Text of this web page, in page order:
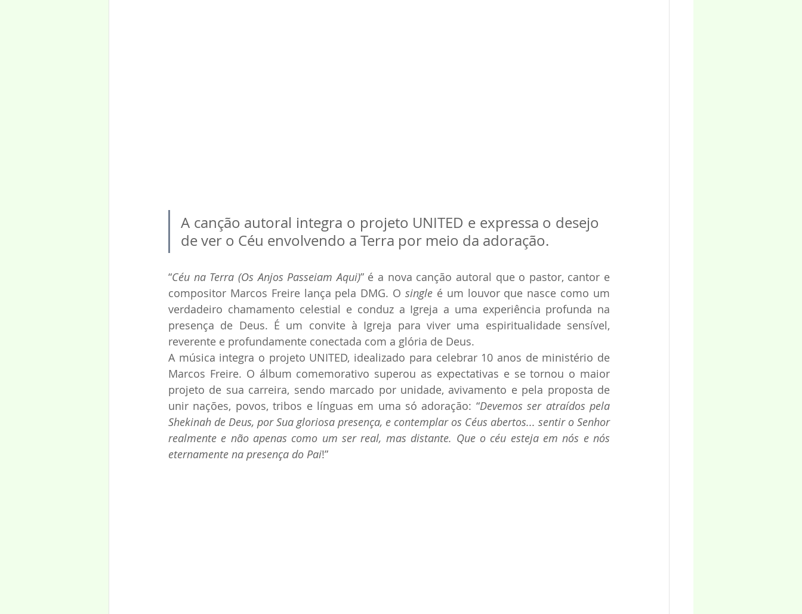
A canção autoral integra o projeto UNITED e expressa o desejo
de ver o Céu envolvendo a Terra por meio da adoração.
“Céu na Terra (Os Anjos Passeiam Aqui)” é a nova canção autoral que o pastor, cantor e
compositor Marcos Freire lança pela DMG. O single é um louvor que nasce como um
verdadeiro chamamento celestial e conduz a Igreja a uma experiência profunda na
presença de Deus. É um convite à Igreja para viver uma espiritualidade sensível,
reverente e profundamente conectada com a glória de Deus.
A música integra o projeto UNITED, idealizado para celebrar 10 anos de ministério de
Marcos Freire. O álbum comemorativo superou as expectativas e se tornou o maior
projeto de sua carreira, sendo marcado por unidade, avivamento e pela proposta de
unir nações, povos, tribos e línguas em uma só adoração: “Devemos ser atraídos pela
Shekinah de Deus, por Sua gloriosa presença, e contemplar os Céus abertos... sentir o Senhor
realmente e não apenas como um ser real, mas distante. Que o céu esteja em nós e nós
eternamente na presença do Pai!”